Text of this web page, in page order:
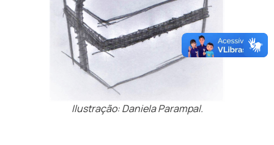
Ilustração: Daniela Parampal.